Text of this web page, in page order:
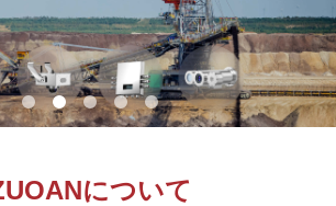
について